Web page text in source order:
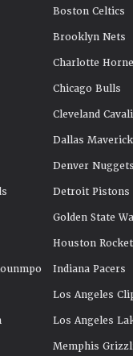
Boston Celtics
Brooklyn Nets
Charlotte
Chicago Bulls
Cleveland
Dallas
Denver Nuggets
Detroit Pistons
Golden State
Houston
Indiana Pacers
Los Angeles
Los Angeles
Memphis